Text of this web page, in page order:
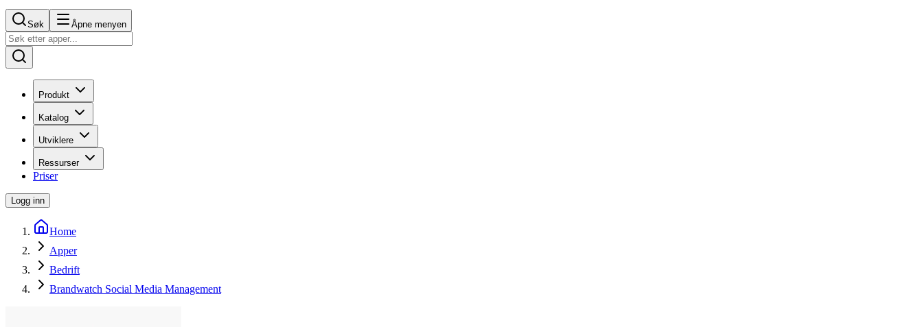
Søk Åpne menyen
Produkt
Katalog
Utviklere
Ressurser
Priser
Logg inn
Home
Apper
Bedrift
Brandwatch Social Media Management